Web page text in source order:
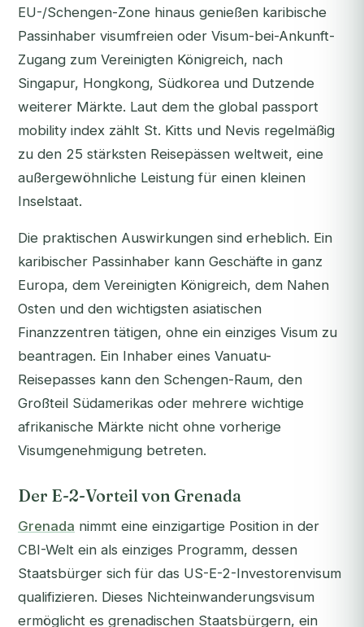
EU-/Schengen-Zone hinaus genießen karibische
Passinhaber visumfreien oder Visum-bei-Ankunft-
Zugang zum Vereinigten Königreich, nach
Singapur, Hongkong, Südkorea und Dutzende
weiterer Märkte. Laut dem the global passport
mobility index zählt St. Kitts und Nevis regelmäßig
zu den 25 stärksten Reisepässen weltweit, eine
außergewöhnliche Leistung für einen kleinen
Inselstaat.
Die praktischen Auswirkungen sind erheblich. Ein
karibischer Passinhaber kann Geschäfte in ganz
Europa, dem Vereinigten Königreich, dem Nahen
Osten und den wichtigsten asiatischen
Finanzzentren tätigen, ohne ein einziges Visum zu
beantragen. Ein Inhaber eines Vanuatu-
Reisepasses kann den Schengen-Raum, den
Großteil Südamerikas oder mehrere wichtige
afrikanische Märkte nicht ohne vorherige
Visumgenehmigung betreten.
Der E-2-Vorteil von Grenada
Grenada nimmt eine einzigartige Position in der
CBI-Welt ein als einziges Programm, dessen
Staatsbürger sich für das US-E-2-Investorenvisum
qualifizieren. Dieses Nichteinwanderungsvisum
ermöglicht es grenadischen Staatsbürgern, ein